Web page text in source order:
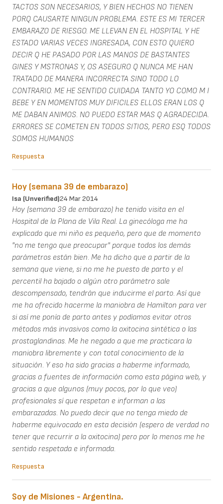
TACTOS SON NECESARIOS, Y BIEN HECHOS NO TIENEN
PORQ CAUSARTE NINGUN PROBLEMA. ESTE ES MI TERCER
EMBARAZO DE RIESGO. ME LLEVAN EN EL HOSPITAL Y HE
ESTADO VARIAS VECES INGRESADA, CON ESTO QUIERO
DECIR Q HE PASADO POR LAS MANOS DE BASTANTES
GINES Y MSTRONAS Y, OS ASEGURO Q NUNCA ME HAN
TRATADO DE MANERA INCORRECTA SINO TODO LO
CONTRARIO. ME HE SENTIDO CUIDADA TANTO YO COMO M I
BEBE Y EN MOMENTOS MUY DIFICILES ELLOS ERAN LOS Q
ME DABAN ANIMOS. NO PUEDO ESTAR MAS Q AGRADECIDA.
ERRORES SE COMETEN EN TODOS SITIOS, PERO ESQ TODOS
SOMOS HUMANOS
Respuesta
Hoy (semana 39 de embarazo)
Isa (unverified)24 Mar 2014
Hoy (semana 39 de embarazo) he tenido visita en el
Hospital de la Plana de Vila Real. La ginecóloga me ha
explicado que mi niño es pequeño, pero que de momento
"no me tengo que preocupar" porque todos los demás
parámetros están bien. Me ha dicho que a partir de la
semana que viene, si no me he puesto de parto y el
percentil ha bajado o algún otro parámetro sale
descompensado, tendrán que inducirme el parto. Así que
me ha ofrecido hacerme la maniobra de Hamilton para ver
si así me ponía de parto antes y podíamos evitar otros
métodos más invasivos como la oxitocina sintética o las
prostaglandinas. Me he negado a que me practicara la
maniobra libremente y con total conocimiento de la
situación. Y eso ha sido gracias a haberme informado,
gracias a fuentes de información como esta página web, y
gracias a que algunos (muy pocos, por lo que veo)
profesionales sí que respetan e informan a las
embarazadas. No puedo decir que no tenga miedo de
haberme equivocado en esta decisión (espero de verdad no
tener que recurrir a la oxitocina) pero por lo menos me he
sentido respetada e informada.
Respuesta
Soy de Misiones - Argentina.